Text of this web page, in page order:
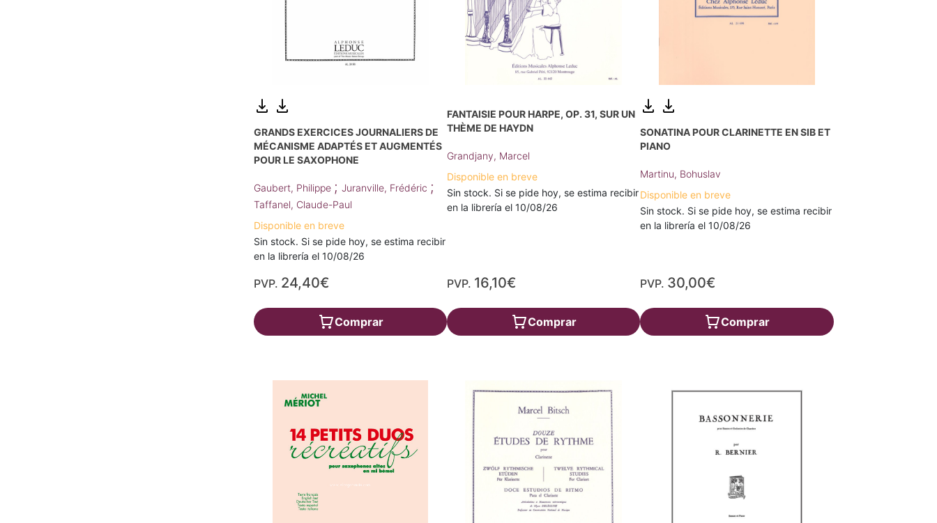
GRANDS EXERCICES JOURNALIERS DE
MÉCANISME ADAPTÉS ET AUGMENTÉS
POUR LE SAXOPHONE
Gaubert, Philippe ; Juranville, Frédéric ;
Taffanel, Claude-Paul
Disponible en breve
Sin stock. Si se pide hoy, se estima recibir
en la librería el 10/08/26
PVP. 24,40€
Comprar
FANTAISIE POUR HARPE, OP. 31, SUR UN
THÈME DE HAYDN
Grandjany, Marcel
Disponible en breve
Sin stock. Si se pide hoy, se estima recibir
en la librería el 10/08/26
PVP. 16,10€
Comprar
SONATINA POUR CLARINETTE EN SIB ET
PIANO
Martinu, Bohuslav
Disponible en breve
Sin stock. Si se pide hoy, se estima recibir
en la librería el 10/08/26
PVP. 30,00€
Comprar